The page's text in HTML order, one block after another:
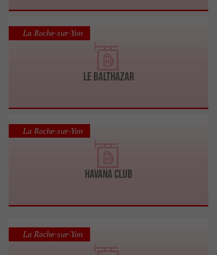
LE BALTHAZAR
La Roche-sur-Yon
HAVANA CLUB
La Roche-sur-Yon
La Roche-sur-Yon